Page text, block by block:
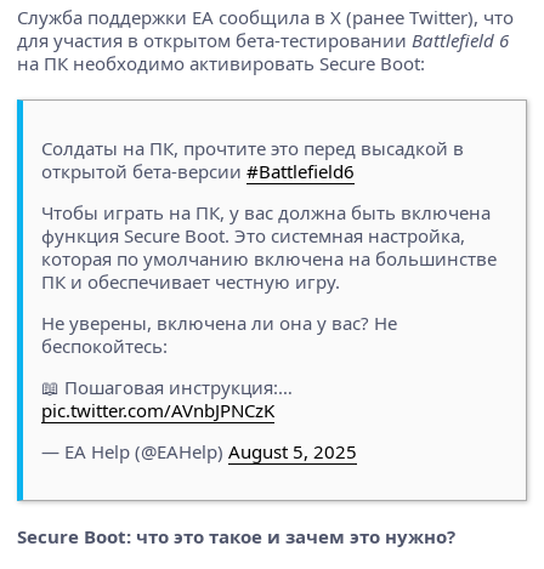
Служба поддержки EA сообщила в X (ранее Twitter), что
для участия в открытом бета-тестировании Battlefield 6
на ПК необходимо активировать Secure Boot:
Солдаты на ПК, прочтите это перед высадкой в
открытой бета-версии #Battlefield6
Чтобы играть на ПК, у вас должна быть включена
функция Secure Boot. Это системная настройка,
которая по умолчанию включена на большинстве
ПК и обеспечивает честную игру.
Не уверены, включена ли она у вас? Не
беспокойтесь:
📖 Пошаговая инструкция:…
pic.twitter.com/AVnbJPNCzK
— EA Help (@EAHelp) August 5, 2025
Secure Boot: что это такое и зачем это нужно?